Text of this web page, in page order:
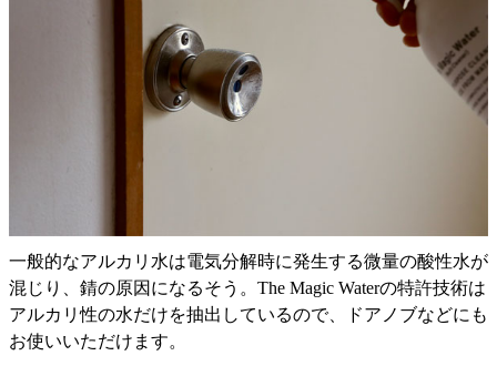
一般的なアルカリ水は電気分解時に発生する微量の酸性水が
混じり、錆の原因になるそう。The Magic Waterの特許技術は
アルカリ性の水だけを抽出しているので、ドアノブなどにも
お使いいただけます。